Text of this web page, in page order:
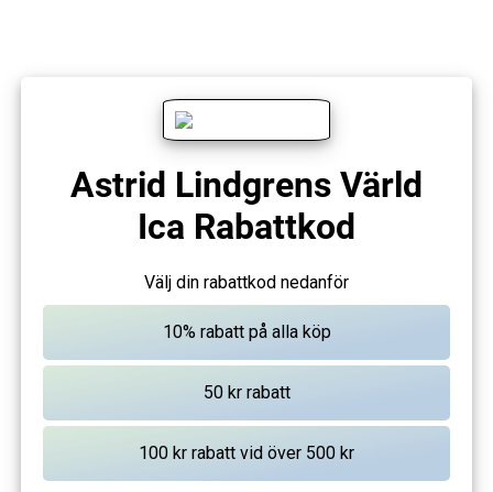
Astrid Lindgrens Värld
Ica Rabattkod
Välj din rabattkod nedanför